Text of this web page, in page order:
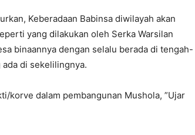
Keberadaan Babinsa diwilayah akan
yang dilakukan oleh Serka Warsilan
binaannya dengan selalu berada di tengah-
di sekelilingnya.
korve dalam pembangunan Mushola, ”Ujar